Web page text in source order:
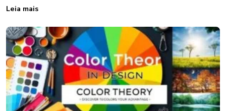
Leia mais